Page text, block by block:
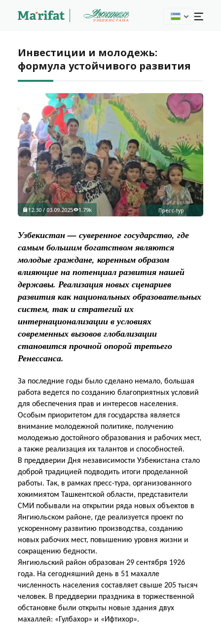
Инвестиции и молодежь:
формула устойчивого развития
Пресс-тур
12:30 / 03.09.2025 1.79k
Узбекистан — суверенное государство, где
самым большим богатством являются
молодые граждане, коренным образом
влияющие на потенциал развития нашей
державы. Реализация новых сценариев
развития как национальных образовательных
систем, так и стратегий их
интернационализации в условиях
современных вызовов глобализации
становится прочной опорой третьего
Ренессанса.
За последние годы было сделано немало, большая
работа ведется по созданию благоприятных условий
для обеспечения прав и интересов населения.
Особым приоритетом для государства является
внимание молодежной политике, получению
молодежью достойного образования и рабочих мест,
а также реализация их талантов и способностей.
В преддверии Дня независимости Узбекистана стало
доброй традицией подводить итоги проделанной
работы. Так, в рамках пресс-тура, организованного
хокимиятом Ташкентской области, представители
СМИ побывали на открытии ряда новых объектов в
Янгиюльском районе, где реализуется проект по
ускоренному развитию производства, созданию
новых рабочих мест, повышению уровня жизни и
сокращению бедности.
Янгиюльский район образован 29 сентября 1926
года. На сегодняшний день в 51 махалле
численность населения составляет свыше 205 тысяч
человек. В преддверии праздника в торжественной
обстановке были открыты новые здания двух
махаллей: «Гулбахор» и «Ифтихор».